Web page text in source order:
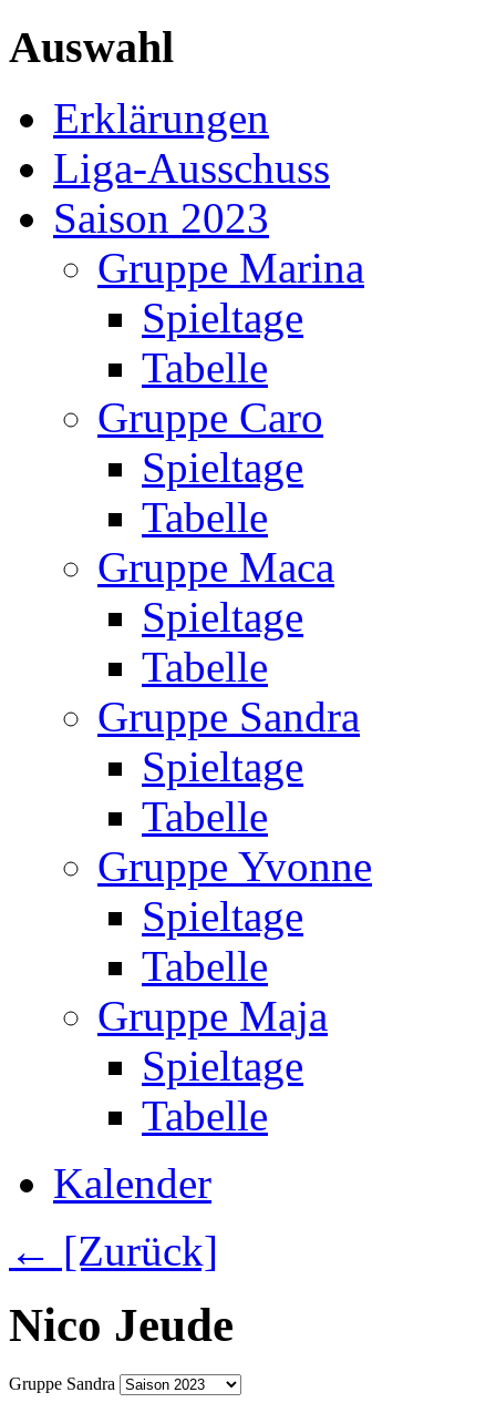
Auswahl
Erklärungen
Liga-Ausschuss
Saison 2023
Gruppe Marina
Spieltage
Tabelle
Gruppe Caro
Spieltage
Tabelle
Gruppe Maca
Spieltage
Tabelle
Gruppe Sandra
Spieltage
Tabelle
Gruppe Yvonne
Spieltage
Tabelle
Gruppe Maja
Spieltage
Tabelle
Kalender
← [Zurück]
Nico Jeude
Gruppe Sandra